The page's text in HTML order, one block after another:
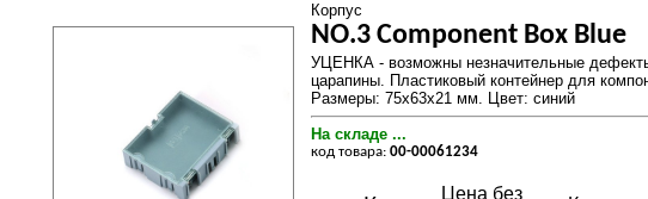
Корпус
NO.3 Component Box Blue
УЦЕНКА - возможны незначительные
царапины. Пластиковый контейнер для
Размеры: 75х63х21 мм. Цвет: синий
На складе ...
код товара: 00-00061234
Цена без